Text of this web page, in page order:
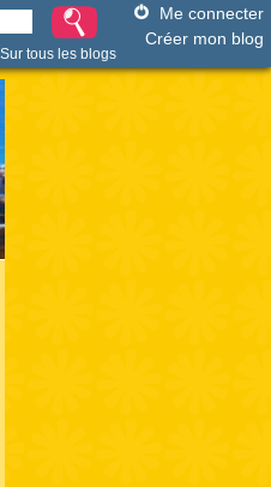
Me connecter
Créer mon blog
Sur tous les blogs